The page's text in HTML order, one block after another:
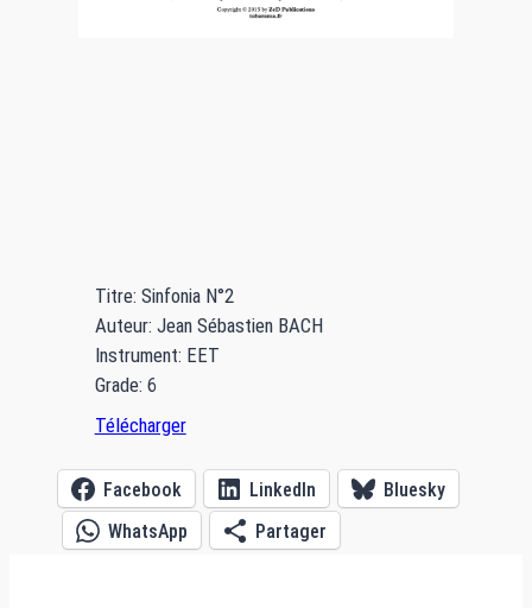
Titre: Sinfonia N°2
Auteur: Jean Sébastien BACH
Instrument: EET
Grade: 6
Télécharger
Facebook LinkedIn
Bluesky
WhatsApp
Partager